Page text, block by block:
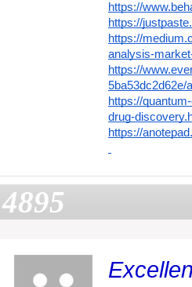
https://
https://
https://
analysis-
https://
https://
drug-
https://
4895